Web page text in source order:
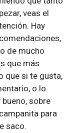
veas el
Hay
de mucho
que más
que si te gusta,
o lo
sobre
para
saco.